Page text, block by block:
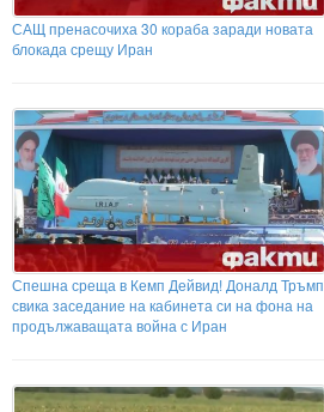
САЩ пренасочиха 30 кораба заради новата
блокада срещу Иран
Спешна среща в Кемп Дейвид! Доналд Тръмп
свика заседание на кабинета си на фона на
продължаващата война с Иран